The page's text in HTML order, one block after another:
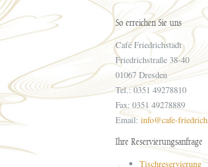
So erreichen Sie uns
Café Friedrichstadt
Friedrichstraße 38-40
01067 Dresden
Tel.:0351 49278810
Fax: 0351 49278889
Email: info@cafe-
Ihre Reservierungsanfrage
Tischreservierung